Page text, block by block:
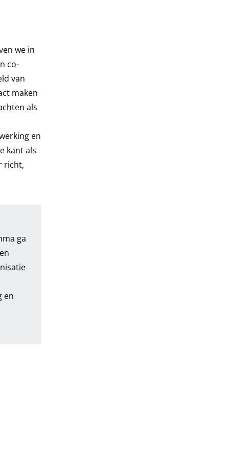
we in
co-
van
maken
als
en
kant als
richt,
ga
en